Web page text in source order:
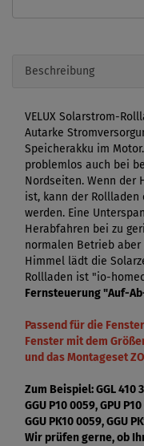
Beschreibung
VELUX Solarstrom-
Autarke
Speicherakku im
problemlos auch bei
Nordseiten. Wenn der
ist, kann der Rollladen
werden. Eine
Herabfahren bei zu
normalen Betrieb
Himmel lädt die
Rollladen ist "io-
Fernsteuerung "Auf-
Passend für die
Fenster mit dem
und das Montageset
Zum Beispiel: GGL 410
GGU P10 0059, GPU
GGU PK10 0059, GGU
Wir prüfen gerne, ob